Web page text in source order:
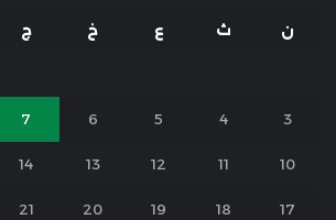
ن ث ع خ ج
3
4
5
6
7
10
11
12
13
14
17
18
19
20
21